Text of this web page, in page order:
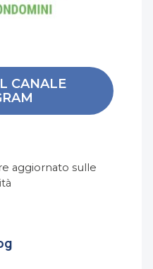
CANALE
aggiornato sulle